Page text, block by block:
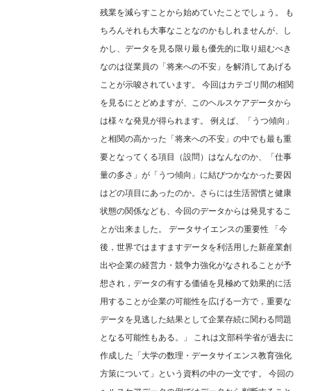
残業を減らすことから始めていたことでしょう。 も
ちろんそれも大事なことなのかもしれませんが、し
かし、データを見る限り最も優先的に取り組むべき
なのは従業員の「将来への不安」を解消してあげる
ことが示唆されています。 今回はカテゴリ間の相関
を見るにとどめますが、このヘルスケアデータから
は様々な発見が得られます。 例えば、「うつ傾向」
と相関の高かった「将来への不安」の中でも最も重
要となってくる項目（設問）はなんなのか、「仕事
量の多さ」が「うつ傾向」に結びつかなかった要因
はどの項目にあったのか。さらには生活習慣と健康
状態の関係なども、今回のデータからは発見するこ
とが出来ました。 データサイエンスの重要性 「今
後，世界ではますますデータを利活用した新産業創
出や企業の経営力・競争力強化がなされることが予
想され，データの有する価値を見極めて効果的に活
用することが企業の可能性を広げる一方で，重要な
データを見逃した結果として企業存続に関わる問題
となる可能性もある。」 これは文部科学省が過去に
作成した「大学の数理・データサイエンス教育強化
方策について」という資料の中の一文です。 今回の